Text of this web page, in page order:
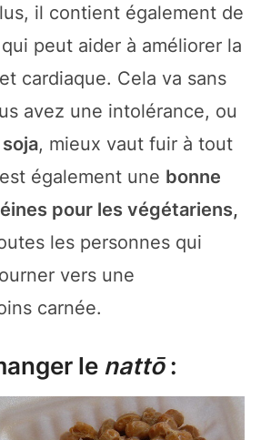
il contient également de
peut aider à améliorer la
cardiaque. Cela va sans
avez une intolérance, ou
, mieux vaut fuir à tout
également une bonne
pour les végétariens,
les personnes qui
vers une
carnée.
le nattō: